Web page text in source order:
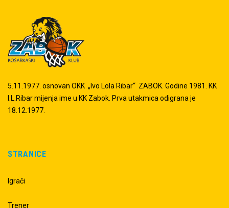
5.11.1977. osnovan OKK „Ivo Lola Ribar“ ZABOK. Godine 1981. KK
I.L.Ribar mijenja ime u KK Zabok. Prva utakmica odigrana je
18.12.1977.
STRANICE
Igrači
Trener